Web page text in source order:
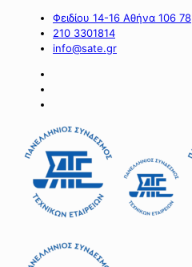
Φειδίου 14-16 Αθήνα 106 78
210 3301814
info@sate.gr